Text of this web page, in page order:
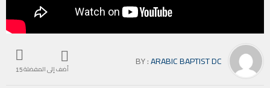
أضف إلى المفضلة15
BY :ARABIC BAPTIST DC